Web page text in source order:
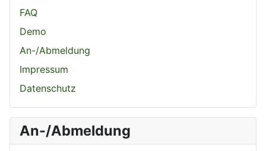
FAQ
Demo
An-/Abmeldung
Impressum
Datenschutz
An-/Abmeldung